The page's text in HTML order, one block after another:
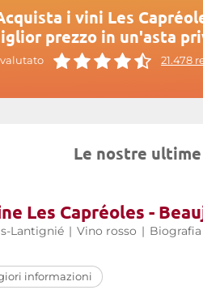
i vini Les
prezzo in un'asta
21.478
Le nostre
Les Capréoles -
Lantignié | Vino rosso | Biografia
informazioni